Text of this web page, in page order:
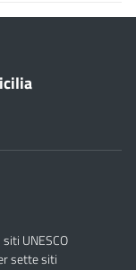
UNESCO
sette siti